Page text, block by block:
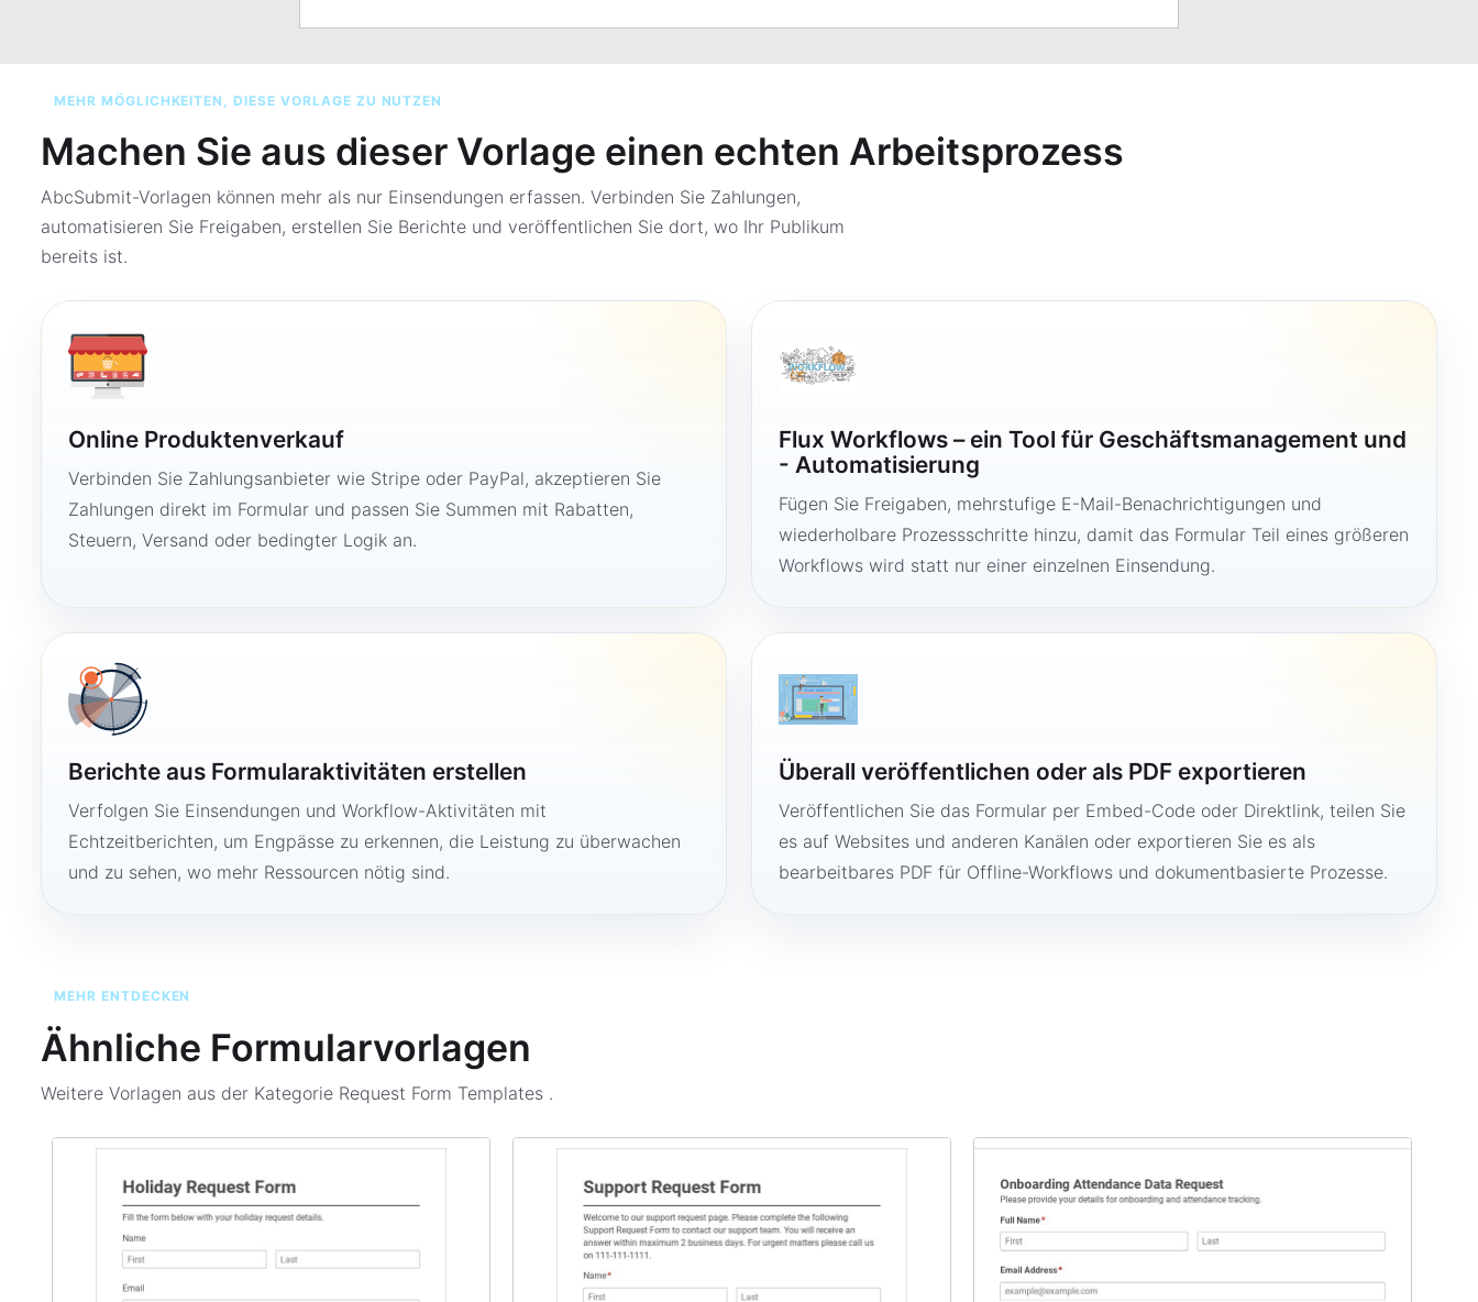
MEHR MÖGLICHKEITEN, DIESE VORLAGE ZU NUTZEN
Machen Sie aus dieser Vorlage einen echten Arbeitsprozess
AbcSubmit-Vorlagen können mehr als nur Einsendungen erfassen. Verbinden Sie Zahlungen,
automatisieren Sie Freigaben, erstellen Sie Berichte und veröffentlichen Sie dort, wo Ihr Publikum
bereits ist.
Online Produktenverkauf
Verbinden Sie Zahlungsanbieter wie Stripe oder PayPal, akzeptieren Sie
Zahlungen direkt im Formular und passen Sie Summen mit Rabatten,
Steuern, Versand oder bedingter Logik an.
Flux Workflows – ein Tool für Geschäftsmanagement und
- Automatisierung
Fügen Sie Freigaben, mehrstufige E-Mail-Benachrichtigungen und
wiederholbare Prozessschritte hinzu, damit das Formular Teil eines größeren
Workflows wird statt nur einer einzelnen Einsendung.
Berichte aus Formularaktivitäten erstellen
Verfolgen Sie Einsendungen und Workflow-Aktivitäten mit
Echtzeitberichten, um Engpässe zu erkennen, die Leistung zu überwachen
und zu sehen, wo mehr Ressourcen nötig sind.
Überall veröffentlichen oder als PDF exportieren
Veröffentlichen Sie das Formular per Embed-Code oder Direktlink, teilen Sie
es auf Websites und anderen Kanälen oder exportieren Sie es als
bearbeitbares PDF für Offline-Workflows und dokumentbasierte Prozesse.
MEHR ENTDECKEN
Ähnliche Formularvorlagen
Weitere Vorlagen aus der Kategorie Request Form Templates .